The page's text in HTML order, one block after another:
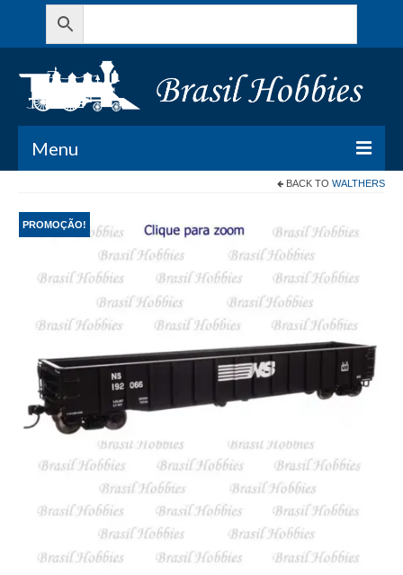
Menu
Meu Carrinho
Minha conta
BACK TO WALTHERS
PROMOÇÃO!